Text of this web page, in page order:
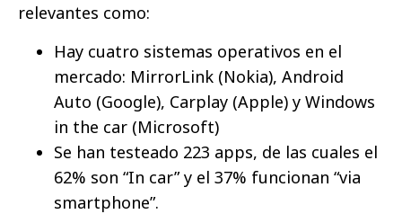
relevantes como:
Hay cuatro sistemas operativos en el
mercado: MirrorLink (Nokia), Android
Auto (Google), Carplay (Apple) y Windows
in the car (Microsoft)
Se han testeado 223 apps, de las cuales el
62% son “In car” y el 37% funcionan “via
smartphone”.